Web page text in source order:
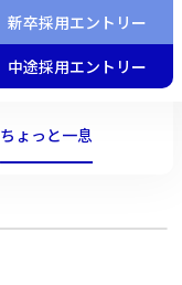
新卒採用エントリー
中途採用エントリー
ちょっと一息